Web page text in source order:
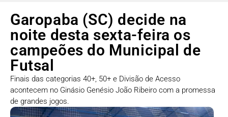
Garopaba (SC) decide na
noite desta sexta-feira os
campeões do Municipal de
Futsal
Finais das categorias 40+, 50+ e Divisão de Acesso
acontecem no Ginásio Genésio João Ribeiro com a promessa
de grandes jogos.